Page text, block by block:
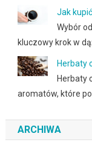
Jak
Wybór
kluczowy krok w
Herbaty
Herbaty
aromatów, które
ARCHIWA